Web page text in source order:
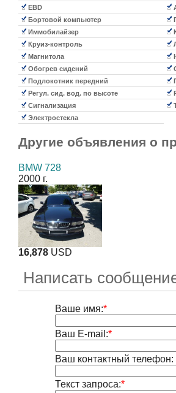
EBD
Бортовой компьютер
Иммобилайзер
Круиз-контроль
Магнитола
Обогрев сидений
Подлокотник передний
Регул. сид. вод. по высоте
Сигнализация
Электростекла
Другие объявления о
BMW 728
2000 г.
16,878 USD
Написать
Ваше имя:*
Ваш E-mail:*
Ваш контактный телефон:
Текст запроса:*